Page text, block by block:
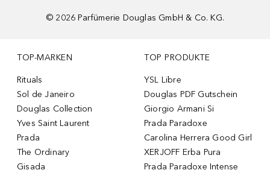
© 2026 Parfümerie Douglas GmbH & Co. KG.
TOP-MARKEN
Rituals
Sol de Janeiro
Douglas Collection
Yves Saint Laurent
Prada
The Ordinary
Gisada
TOP PRODUKTE
YSL Libre
Douglas PDF Gutschein
Giorgio Armani Si
Prada Paradoxe
Carolina Herrera Good Girl
XERJOFF Erba Pura
Prada Paradoxe Intense